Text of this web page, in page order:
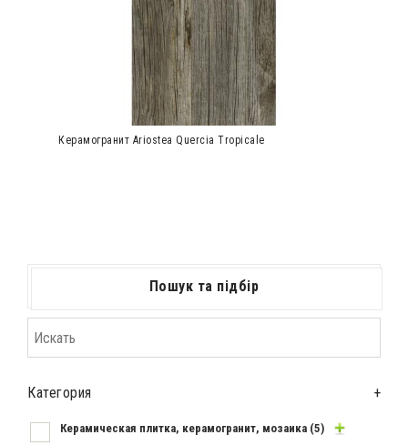
Керамогранит Ariostea Quercia Tropicale
Пошук та підбір
Категория +
Керамическая плитка, керамогранит, мозаика (5)